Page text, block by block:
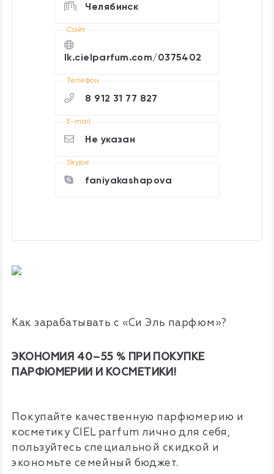
Челябинск
Cайт
lk.cielparfum.com/0375402
Телефон
8 912 31 77 827
E-mail
Не указан
Skype
faniyakashapova
Как зарабатывать с «Си Эль парфюм»?
ЭКОНОМИЯ 40–55 % ПРИ ПОКУПКЕ
ПАРФЮМЕРИИ И КОСМЕТИКИ!
Покупайте качественную парфюмерию и
косметику CIEL parfum лично для себя,
пользуйтесь специальной скидкой и
экономьте семейный бюджет.